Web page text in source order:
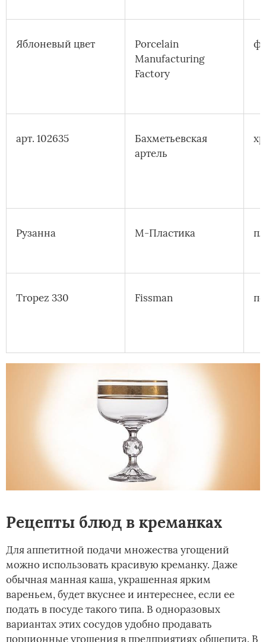
Яблоневый цвет
Porcelain
Manufacturing
Factory
арт. 102635
Бахметьевская
артель
Рузанна М-Пластика
Tropez 330 Fissman
Рецепты блюд в креманках
Для аппетитной подачи множества угощений
можно использовать красивую креманку. Даже
обычная манная каша, украшенная ярким
вареньем, будет вкуснее и интереснее, если ее
подать в посуде такого типа. В одноразовых
вариантах этих сосудов удобно продавать
порционные угощения в предприятиях общепита. В